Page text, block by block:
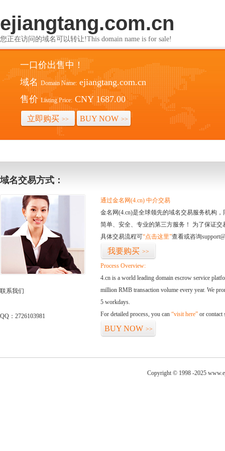
ejiangtang.com.cn
您正在访问的域名可以转让!This domain name is for sale!
一口价出售中！
域名 Domain Name: ejiangtang.com.cn
售价 Listing Price: CNY 1687.00
立即购买 >> BUY NOW >>
域名交易方式：
联系我们
QQ：2726103981
通过金名网(4.cn) 中介交易
金名网(4.cn)是全球领先的域名交易服务机构
简单、安全、专业的第三方服务！ 为了保证
具体交易流程可“点击这里”查看或咨询
我要购买 >>
Process Overview:
4.cn is a world leading domain escrow service
million RMB transaction volume every year. We
5 workdays.
For detailed process, you can “visit here” or contact
BUY NOW >>
Copyright © 1998 -2025